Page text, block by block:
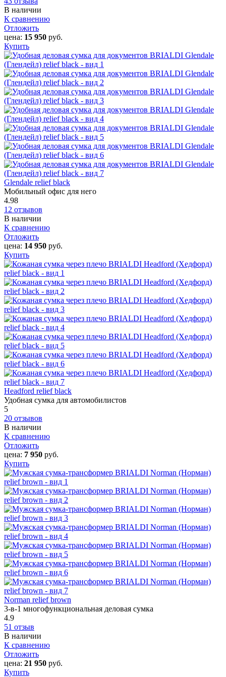
В наличии
К сравнению
Отложить
цена: 15 950 руб.
Купить
Glendale relief black
Мобильный офис для него
4.98
12 отзывов
В наличии
К сравнению
Отложить
цена: 14 950 руб.
Купить
Headford relief black
Удобная сумка для автомобилистов
5
20 отзывов
В наличии
К сравнению
Отложить
цена: 7 950 руб.
Купить
Norman relief brown
3-в-1 многофункциональная деловая сумка
4.9
51 отзыв
В наличии
К сравнению
Отложить
цена: 21 950 руб.
Купить